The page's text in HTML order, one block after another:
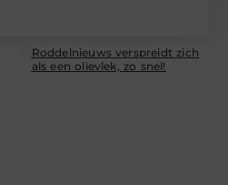
Roddelnieuws verspreidt zich
als een olievlek, zo snel!